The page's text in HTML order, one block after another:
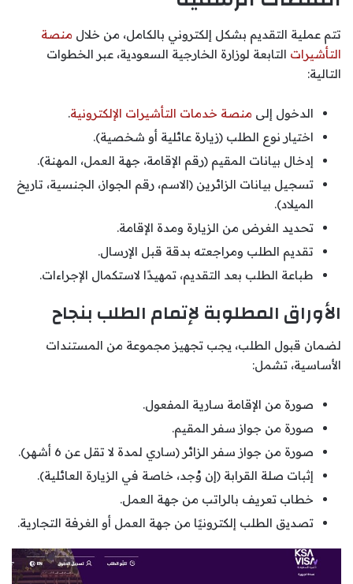
تتم عملية التقديم بشكل إلكتروني بالكامل، من خلال منصة
التأشيرات التابعة لوزارة الخارجية السعودية، عبر الخطوات
التالية:
الدخول إلى منصة خدمات التأشيرات الإلكترونية.
اختيار نوع الطلب (زيارة عائلية أو شخصية).
إدخال بيانات المقيم (رقم الإقامة، جهة العمل، المهنة).
تسجيل بيانات الزائرين (الاسم، رقم الجواز، الجنسية، تاريخ
الميلاد).
تحديد الغرض من الزيارة ومدة الإقامة.
تقديم الطلب ومراجعته بدقة قبل الإرسال.
طباعة الطلب بعد التقديم، تمهيدًا لاستكمال الإجراءات.
الأوراق المطلوبة لإتمام الطلب بنجاح
لضمان قبول الطلب، يجب تجهيز مجموعة من المستندات
الأساسية، تشمل:
صورة من الإقامة سارية المفعول.
صورة من جواز سفر المقيم.
صورة من جواز سفر الزائر (ساري لمدة لا تقل عن 6 أشهر).
إثبات صلة القرابة (إن وُجد، خاصة في الزيارة العائلية).
خطاب تعريف بالراتب من جهة العمل.
تصديق الطلب إلكترونيًا من جهة العمل أو الغرفة التجارية.